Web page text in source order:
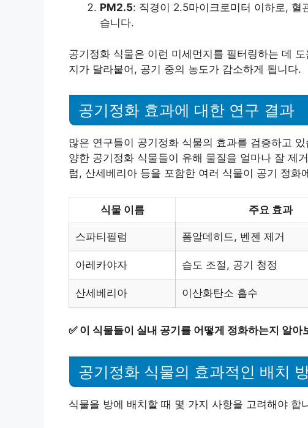
PM2.5: 직경이 2.5마이크로미터 이하로, 혈
습니다.
공기정화 식물은 이런 미세먼지를 필터링하는 데
지가 달라붙어, 공기 중의 농도가 감소하게 됩니다.
공기정화 효과에 대한 연구 결과
많은 연구들이 공기정화 식물의 효과를 검증하고
양한 공기정화 식물들이 유해 물질을 얼마나 잘 제
럼, 산세베리아 등을 포함한 여러 식물이 공기 정화
식물 이름 주요 효과
스파티필럼 폼알데히드, 벤젠 제거
아레카야자 습도 조절, 공기 청정
산세베리아 이산화탄소 흡수
✅ 이 식물들이 실내 공기를 어떻게 정화하는지 알아
공기정화 식물의 효과적인 배치
식물을 방에 배치할 때 몇 가지 사항을 고려해야 합